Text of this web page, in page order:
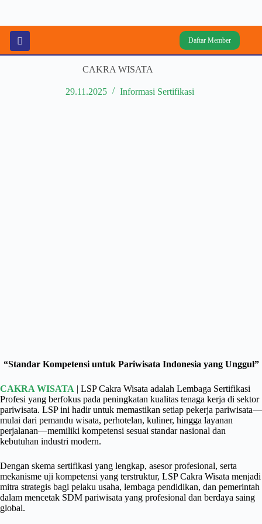
Daftar Member
CAKRA WISATA
29.11.2025 Informasi Sertifikasi
“Standar Kompetensi untuk Pariwisata Indonesia yang Unggul”
CAKRA WISATA | LSP Cakra Wisata adalah Lembaga Sertifikasi
Profesi yang berfokus pada peningkatan kualitas tenaga kerja di sektor
pariwisata. LSP ini hadir untuk memastikan setiap pekerja pariwisata—
mulai dari pemandu wisata, perhotelan, kuliner, hingga layanan
perjalanan—memiliki kompetensi sesuai standar nasional dan
kebutuhan industri modern.
Dengan skema sertifikasi yang lengkap, asesor profesional, serta
mekanisme uji kompetensi yang terstruktur, LSP Cakra Wisata menjadi
mitra strategis bagi pelaku usaha, lembaga pendidikan, dan pemerintah
dalam mencetak SDM pariwisata yang profesional dan berdaya saing
global.